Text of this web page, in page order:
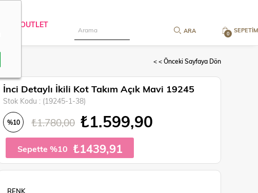
SEPETIM
0
OUTLET
< < Önceki Sayfaya Dön
İnci Detaylı İkili Kot Takım Açık Mavi 19245
Stok Kodu (19245-1-38)
%10 ₺1.780,00 ₺1.599,90
Sepette %10 ₺1439,91